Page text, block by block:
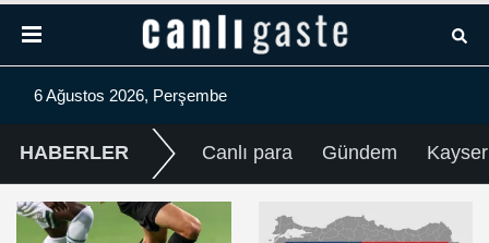
6 Ağustos 2026, Perşembe
HABERLER Canlı para Gündem